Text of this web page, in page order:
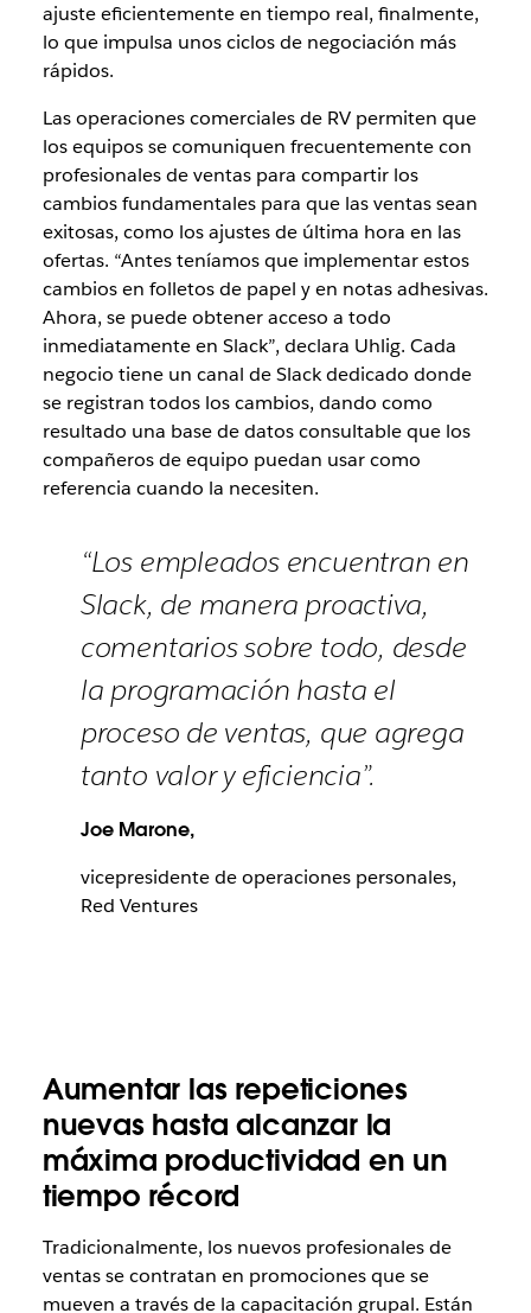
ajuste eficientemente en tiempo real, finalmente,
lo que impulsa unos ciclos de negociación más
rápidos.
Las operaciones comerciales de RV permiten que
los equipos se comuniquen frecuentemente con
profesionales de ventas para compartir los
cambios fundamentales para que las ventas sean
exitosas, como los ajustes de última hora en las
ofertas. “Antes teníamos que implementar estos
cambios en folletos de papel y en notas adhesivas.
Ahora, se puede obtener acceso a todo
inmediatamente en Slack”, declara Uhlig. Cada
negocio tiene un canal de Slack dedicado donde
se registran todos los cambios, dando como
resultado una base de datos consultable que los
compañeros de equipo puedan usar como
referencia cuando la necesiten.
“Los empleados encuentran en
Slack, de manera proactiva,
comentarios sobre todo, desde
la programación hasta el
proceso de ventas, que agrega
tanto valor y eficiencia”.
Joe Marone,
vicepresidente de operaciones personales,
Red Ventures
Aumentar las repeticiones
nuevas hasta alcanzar la
máxima productividad en un
tiempo récord
Tradicionalmente, los nuevos profesionales de
ventas se contratan en promociones que se
mueven a través de la capacitación grupal. Están